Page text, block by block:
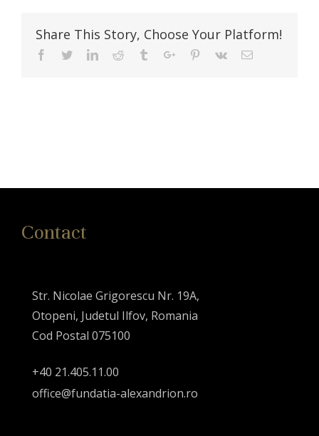
Share This Story, Choose Your Platform!
Facebook
TwitterLinkedinReddit TumblrGoogle+Pinterest
Vk Email
Contact
Str. Nicolae Grigorescu Nr. 19A,
Otopeni, Judetul Ilfov, Romania
Cod Postal 075100
+40 21.405.11.00
office@fundatia-alexandrion.ro